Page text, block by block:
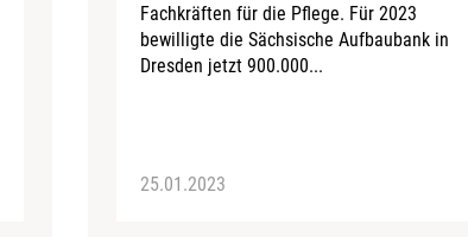
Fachkräften für die Pflege. Für 2023
bewilligte die Sächsische Aufbaubank in
Dresden jetzt 900.000...
25.01.2023